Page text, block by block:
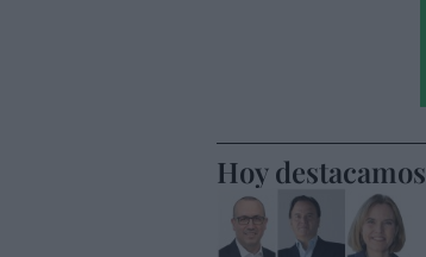
Hoy destacamos